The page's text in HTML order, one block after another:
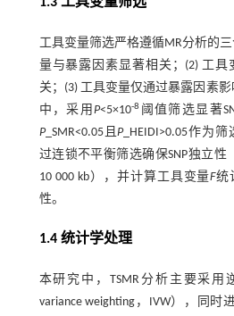
工具变量筛选严格遵循MR分析的
量与暴露因素显著相关；(2) 工
关；(3) 工具变量仅通过暴露因素
中，采用P<5×10-8 阈值筛选显著
P_SMR<0.05且P_HEIDI>0.05作为
过连锁不平衡筛选确保SNP独立性
10 000 kb），并计算工具变量F统
性。
1.4 统计学处理
本研究中，TSMR分析主要采用
variance weighting，IVW），同时